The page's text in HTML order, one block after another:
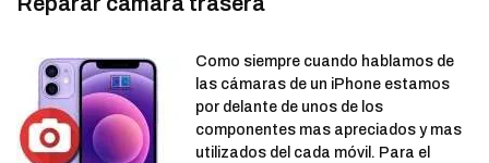
Como siempre cuando hablamos de
las cámaras de un iPhone estamos
por delante de unos de los
componentes mas apreciados y mas
utilizados del cada móvil. Para el